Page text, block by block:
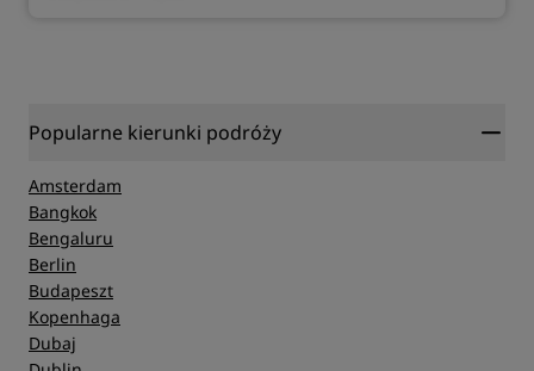
Popularne kierunki podróży
Amsterdam
Bangkok
Bengaluru
Berlin
Budapeszt
Kopenhaga
Dubaj